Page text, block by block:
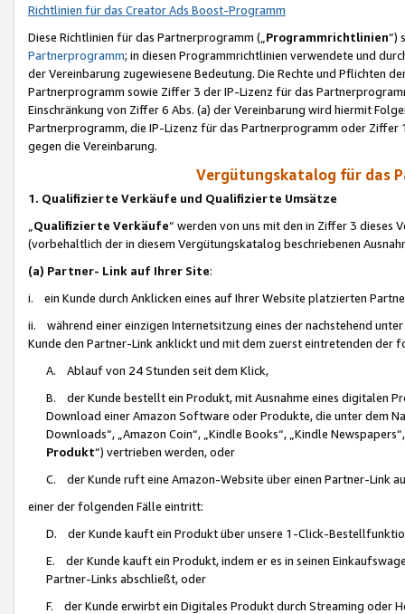
Richtlinien für das Creator Ads Boost-Programm
Diese Richtlinien für das Partnerprogramm („Programmrichtlinien“)
Partnerprogramm; in diesen Programmrichtlinien verwendete und
der Vereinbarung zugewiesene Bedeutung. Die Rechte und Pflichten
Partnerprogramm sowie Ziffer 3 der IP-Lizenz für das
Einschränkung von Ziffer 6 Abs. (a) der Vereinbarung wird hiermit
Partnerprogramm, die IP-Lizenz für das Partnerprogramm oder
gegen die Vereinbarung.
Vergütungskatalog für das
1. Qualifizierte Verkäufe und Qualifizierte Umsätze
Qualifizierte Verkäufe“ werden von uns mit den in Ziffer 3
(vorbehaltlich der in diesem Vergütungskatalog beschriebenen
(a) Partner- Link auf Ihrer Site:
i. ein Kunde durch Anklicken eines auf Ihrer Website platzierten
ii. während einer einzigen Internetsitzung eines der nachstehend
Kunde den Partner-Link anklickt und mit dem zuerst eintretenden der
A. Ablauf von 24 Stunden seit dem Klick,
B. der Kunde bestellt ein Produkt, mit Ausnahme eines digitalen
Download einer Amazon Software oder Produkte, die unter dem
Downloads“, „Amazon Coin“, „Kindle Books“, „Kindle
Produkt“) vertrieben werden, oder
C. der Kunde ruft eine Amazon-Website über einen Partner-Link
einer der folgenden Fälle eintritt:
D. der Kunde kauft ein Produkt über unsere 1-Click-
E. der Kunde kauft ein Produkt, indem er es in seinen
Partner-Links abschließt, oder
F. der Kunde erwirbt ein Digitales Produkt durch Streaming oder